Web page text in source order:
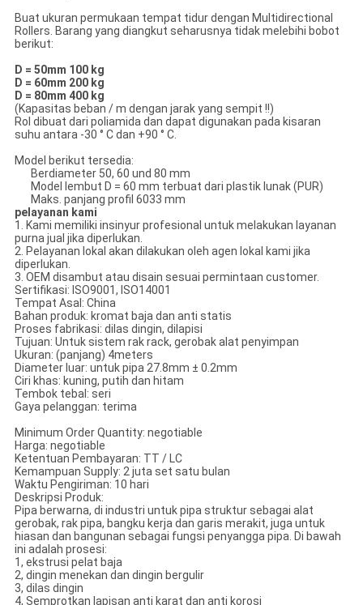
Buat ukuran permukaan tempat tidur dengan Multidirectional
Rollers. Barang yang diangkut seharusnya tidak melebihi bobot
berikut:
D = 50mm 100 kg
D = 60mm 200 kg
D = 80mm 400 kg
(Kapasitas beban / m dengan jarak yang sempit !!)
Rol dibuat dari poliamida dan dapat digunakan pada kisaran
suhu antara -30 ° C dan +90 ° C.
Model berikut tersedia:
Berdiameter 50, 60 und 80 mm
Model lembut D = 60 mm terbuat dari plastik lunak (PUR)
Maks. panjang profil 6033 mm
pelayanan kami
1. Kami memiliki insinyur profesional untuk melakukan layanan
purna jual jika diperlukan.
2. Pelayanan lokal akan dilakukan oleh agen lokal kami jika
diperlukan.
3. OEM disambut atau disain sesuai permintaan customer.
Sertifikasi: ISO9001, ISO14001
Tempat Asal: China
Bahan produk: kromat baja dan anti statis
Proses fabrikasi: dilas dingin, dilapisi
Tujuan: Untuk sistem rak rack, gerobak alat penyimpan
Ukuran: (panjang) 4meters
Diameter luar: untuk pipa 27.8mm ± 0.2mm
Ciri khas: kuning, putih dan hitam
Tembok tebal: seri
Gaya pelanggan: terima
Minimum Order Quantity: negotiable
Harga: negotiable
Ketentuan Pembayaran: TT / LC
Kemampuan Supply: 2 juta set satu bulan
Waktu Pengiriman: 10 hari
Deskripsi Produk:
Pipa berwarna, di industri untuk pipa struktur sebagai alat
gerobak, rak pipa, bangku kerja dan garis merakit, juga untuk
hiasan dan bangunan sebagai fungsi penyangga pipa. Di bawah
ini adalah prosesi:
1, ekstrusi pelat baja
2, dingin menekan dan dingin bergulir
3, dilas dingin
4, Semprotkan lapisan anti karat dan anti korosi